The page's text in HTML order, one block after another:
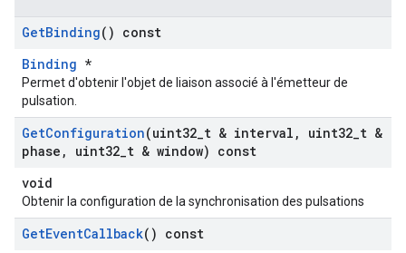
GetBinding() const
Binding *
Permet d'obtenir l'objet de liaison associé à l'émetteur de
pulsation.
GetConfiguration(uint32 t & interval , uint32 t &
phase , uint32 t & window) const
void
Obtenir la configuration de la synchronisation des pulsations
GetEventCallback() const